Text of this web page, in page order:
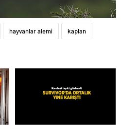
hayvanlar alemi kaplan